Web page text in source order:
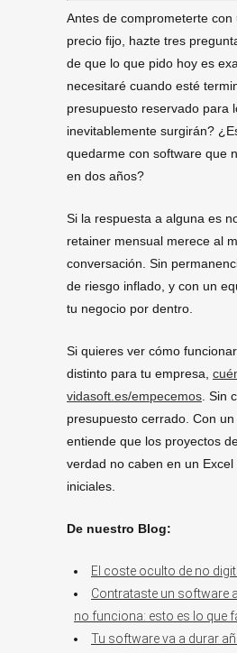
Antes de comprometerte con
precio fijo, hazte tres
de que lo que pido hoy es
necesitaré cuando esté
presupuesto reservado para
inevitablemente surgirán?
quedarme con software que
en dos años?
Si la respuesta a alguna es
retainer mensual merece al
conversación. Sin
de riesgo inflado, y con un
tu negocio por dentro.
Si quieres ver cómo
distinto para tu empresa,
vidasoft.es/empecemos. Sin
presupuesto cerrado. Con
entiende que los proyectos
verdad no caben en un
iniciales.
De nuestro Blog:
El coste oculto de no
Contrataste un software
no funciona: esto es lo que
Tu software va a durar